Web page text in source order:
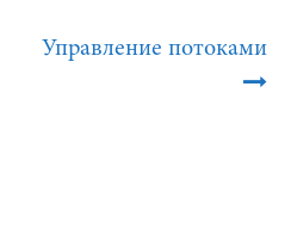
Управление потоками